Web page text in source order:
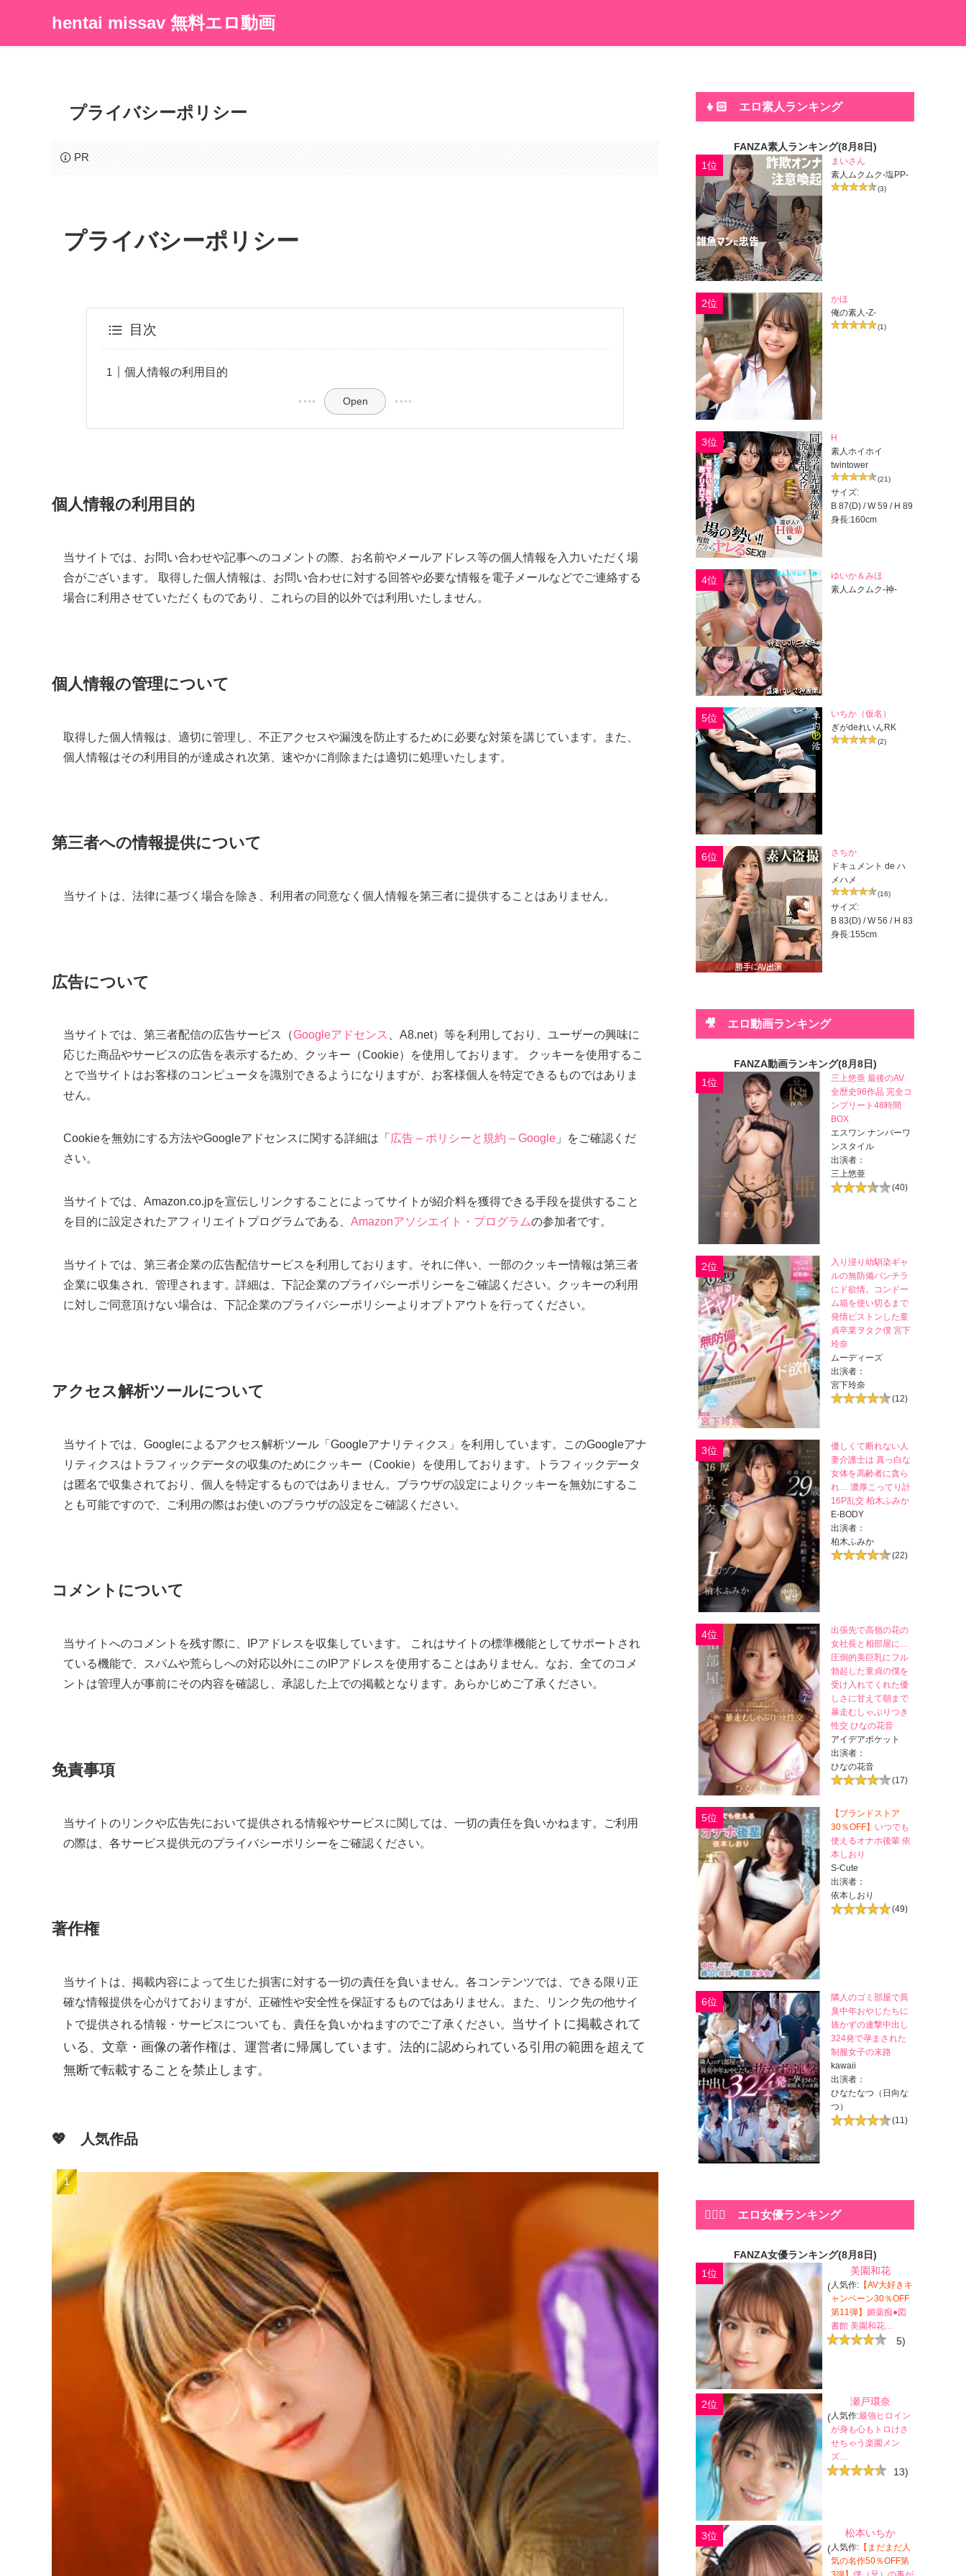
hentai missav 無料エロ動画
プライバシーポリシー
PR
プライバシーポリシー
目次
個人情報の利用目的
Open
個人情報の利用目的
当サイトでは、お問い合わせや記事へのコメントの際、お名前やメールアドレス等の個人情報を入力いただく場
合がございます。 取得した個人情報は、お問い合わせに対する回答や必要な情報を電子メールなどでご連絡する
場合に利用させていただくものであり、これらの目的以外では利用いたしません。
個人情報の管理について
取得した個人情報は、適切に管理し、不正アクセスや漏洩を防止するために必要な対策を講じています。また、
個人情報はその利用目的が達成され次第、速やかに削除または適切に処理いたします。
第三者への情報提供について
当サイトは、法律に基づく場合を除き、利用者の同意なく個人情報を第三者に提供することはありません。
広告について
当サイトでは、第三者配信の広告サービス（Googleアドセンス
、A8.net）等を利用しており、ユーザーの興味に
応じた商品やサービスの広告を表示するため、クッキー（Cookie）を使用しております。 クッキーを使用するこ
とで当サイトはお客様のコンピュータを識別できるようになりますが、お客様個人を特定できるものではありま
せん。
Cookieを無効にする方法やGoogleアドセンスに関する詳細は「 広告 – ポリシーと規約 – Google 」をご確認くだ
さい。
当サイトでは、Amazon.co.jpを宣伝しリンクすることによってサイトが紹介料を獲得できる手段を提供すること
を目的に設定されたアフィリエイトプログラムである、 Amazonアソシエイト・プログラムの参加者です。
当サイトでは、第三者企業の広告配信サービスを利用しております。それに伴い、一部のクッキー情報は第三者
企業に収集され、管理されます。詳細は、下記企業のプライバシーポリシーをご確認ください。クッキーの利用
に対しご同意頂けない場合は、下記企業のプライバシーポリシーよりオプトアウトを行ってください。
アクセス解析ツールについて
当サイトでは、Googleによるアクセス解析ツール「Googleアナリティクス」を利用しています。このGoogleアナ
リティクスはトラフィックデータの収集のためにクッキー（Cookie）を使用しております。トラフィックデータ
は匿名で収集されており、個人を特定するものではありません。ブラウザの設定によりクッキーを無効にするこ
とも可能ですので、ご利用の際はお使いのブラウザの設定をご確認ください。
コメントについて
当サイトへのコメントを残す際に、IPアドレスを収集しています。 これはサイトの標準機能としてサポートされ
ている機能で、スパムや荒らしへの対応以外にこのIPアドレスを使用することはありません。なお、全てのコメ
ントは管理人が事前にその内容を確認し、承認した上での掲載となります。あらかじめご了承ください。
免責事項
当サイトのリンクや広告先において提供される情報やサービスに関しては、一切の責任を負いかねます。ご利用
の際は、各サービス提供元のプライバシーポリシーをご確認ください。
著作権
当サイトは、掲載内容によって生じた損害に対する一切の責任を負いません。各コンテンツでは、できる限り正
確な情報提供を心がけておりますが、正確性や安全性を保証するものではありません。また、リンク先の他サイ
トで提供される情報・サービスについても、責任を負いかねますのでご了承ください。 当サイトに掲載されて
いる、文章・画像の著作権は、運営者に帰属しています。 法的に認められている引用の範囲を超えて
無断で転載することを禁止します。
💖 人気作品
👧🏻 エロ素人ランキング
FANZA素人ランキング(8月8日)
1位
まいさん
素人ムクムク-塩PP-
(3)
2位
かほ
俺の素人-Z-
(1)
3位
H
素人ホイホイ
twintower
(21)
サイズ:
B 87(D) / W 59 / H 89
身長:160cm
4位
ゆいか＆みほ
素人ムクムク-神-
5位
いちか（仮名）
ぎがdeれいんRK
(2)
6位
さちか
ドキュメント de ハ
メハメ
(16)
サイズ:
B 83(D) / W 56 / H 83
身長:155cm
🎥 エロ動画ランキング
FANZA動画ランキング(8月8日)
1位
三上悠亜 最後のAV
全歴史96作品 完全コ
ンプリート48時間
BOX
エスワン ナンバーワ
ンスタイル
出演者：
三上悠亜
(40)
2位
入り浸り幼馴染ギャ
ルの無防備パンチラ
にド欲情。コンドー
ム箱を使い切るまで
発情ピストンした童
貞卒業ヲタク僕 宮下
玲奈
ムーディーズ
出演者：
宮下玲奈
(12)
3位
優しくて断れない人
妻介護士は 真っ白な
女体を高齢者に貪ら
れ… 濃厚こってり計
16P乱交 柏木ふみか
E-BODY
出演者：
柏木ふみか
(22)
4位
出張先で高嶺の花の
女社長と相部屋に…
圧倒的美巨乳にフル
勃起した童貞の僕を
受け入れてくれた優
しさに甘えて朝まで
暴走むしゃぶりつき
性交 ひなの花音
アイデアポケット
出演者：
ひなの花音
(17)
5位
【ブランドストア
30％OFF】 いつでも
使えるオナホ後輩 依
本しおり
S-Cute
出演者：
依本しおり
(49)
6位
隣人のゴミ部屋で異
臭中年おやじたちに
抜かずの連撃中出し
324発で孕まされた
制服女子の末路
kawaii
出演者：
ひなたなつ（日向な
つ）
(11)
💁🏻‍♀️ エロ女優ランキング
FANZA女優ランキング(8月8日)
1位
美園和花
人気作: 【AV大好きキ
ャンペーン30％OFF
第11弾】媚薬痴●図
書館 美園和花…
(
5)
2位 瀬戸環奈
人気作:最強ヒロイン
が身も心もトロけさ
せちゃう楽園メン
ズ…
(
13)
3位 松本いちか
人気作: 【まだまだ人
気の名作50％OFF第
(